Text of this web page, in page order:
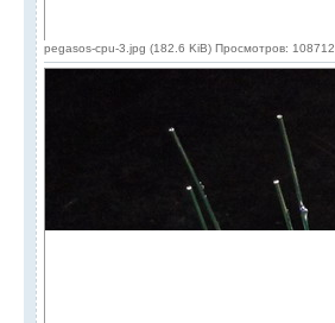
pegasos-cpu-3.jpg (182.6 KiB) Просмотров: 108712